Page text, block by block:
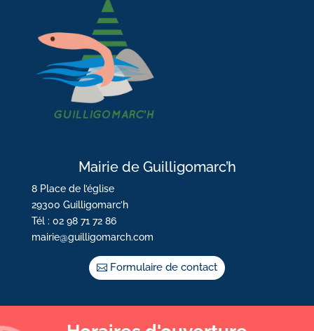
Mairie de Guilligomarc’h
8 Place de l’église
29300 Guilligomarc’h
Tél : 02 98 71 72 86
mairie@guilligomarch.com
Formulaire de contact